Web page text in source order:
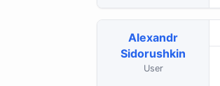
Alexandr
Sidorushkin
User